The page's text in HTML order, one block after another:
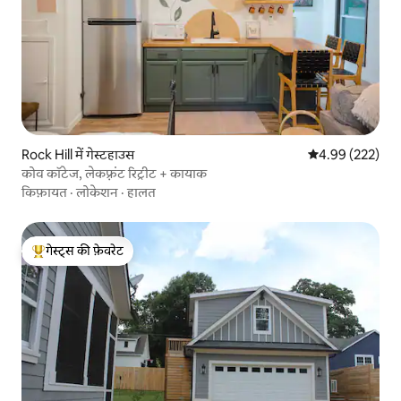
Rock Hill में गेस्टहाउस औसत रेटिंग 5 में से
4.99 (222)
कोव कॉटेज, लेकफ़्रंट रिट्रीट + कायाक
किफ़ायत ·लोकेशन ·हालत
गेस्ट्स का टॉप फ़ेवरेट
गेस्ट्स की फ़ेवरेट